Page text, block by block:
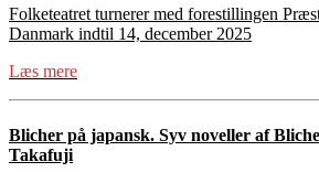
Folketeatret turnerer med forestillingen
Danmark indtil 14, december 2025
Læs mere
Blicher på japansk. Syv noveller af
Takafuji